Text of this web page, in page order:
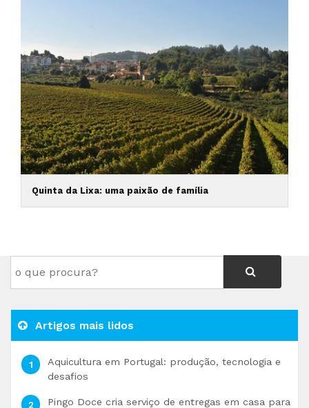
Quinta da Lixa: uma paixão de família
Artigos mais lidos
Aquicultura em Portugal: produção, tecnologia e
desafios
Pingo Doce cria serviço de entregas em casa para